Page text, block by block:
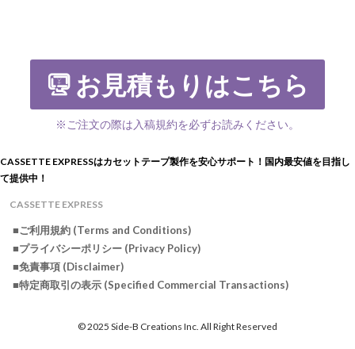
お見積もりはこちら
※ご注文の際は入稿規約を必ずお読みください。
CASSETTE EXPRESSはカセットテープ製作を安心サポート！国内最安値を目指し
て提供中！
CASSETTE EXPRESS
■ご利用規約 (Terms and Conditions)
■プライバシーポリシー (Privacy Policy)
■免責事項 (Disclaimer)
■特定商取引の表示 (Specified Commercial Transactions)
© 2025 Side-B Creations Inc. All Right Reserved